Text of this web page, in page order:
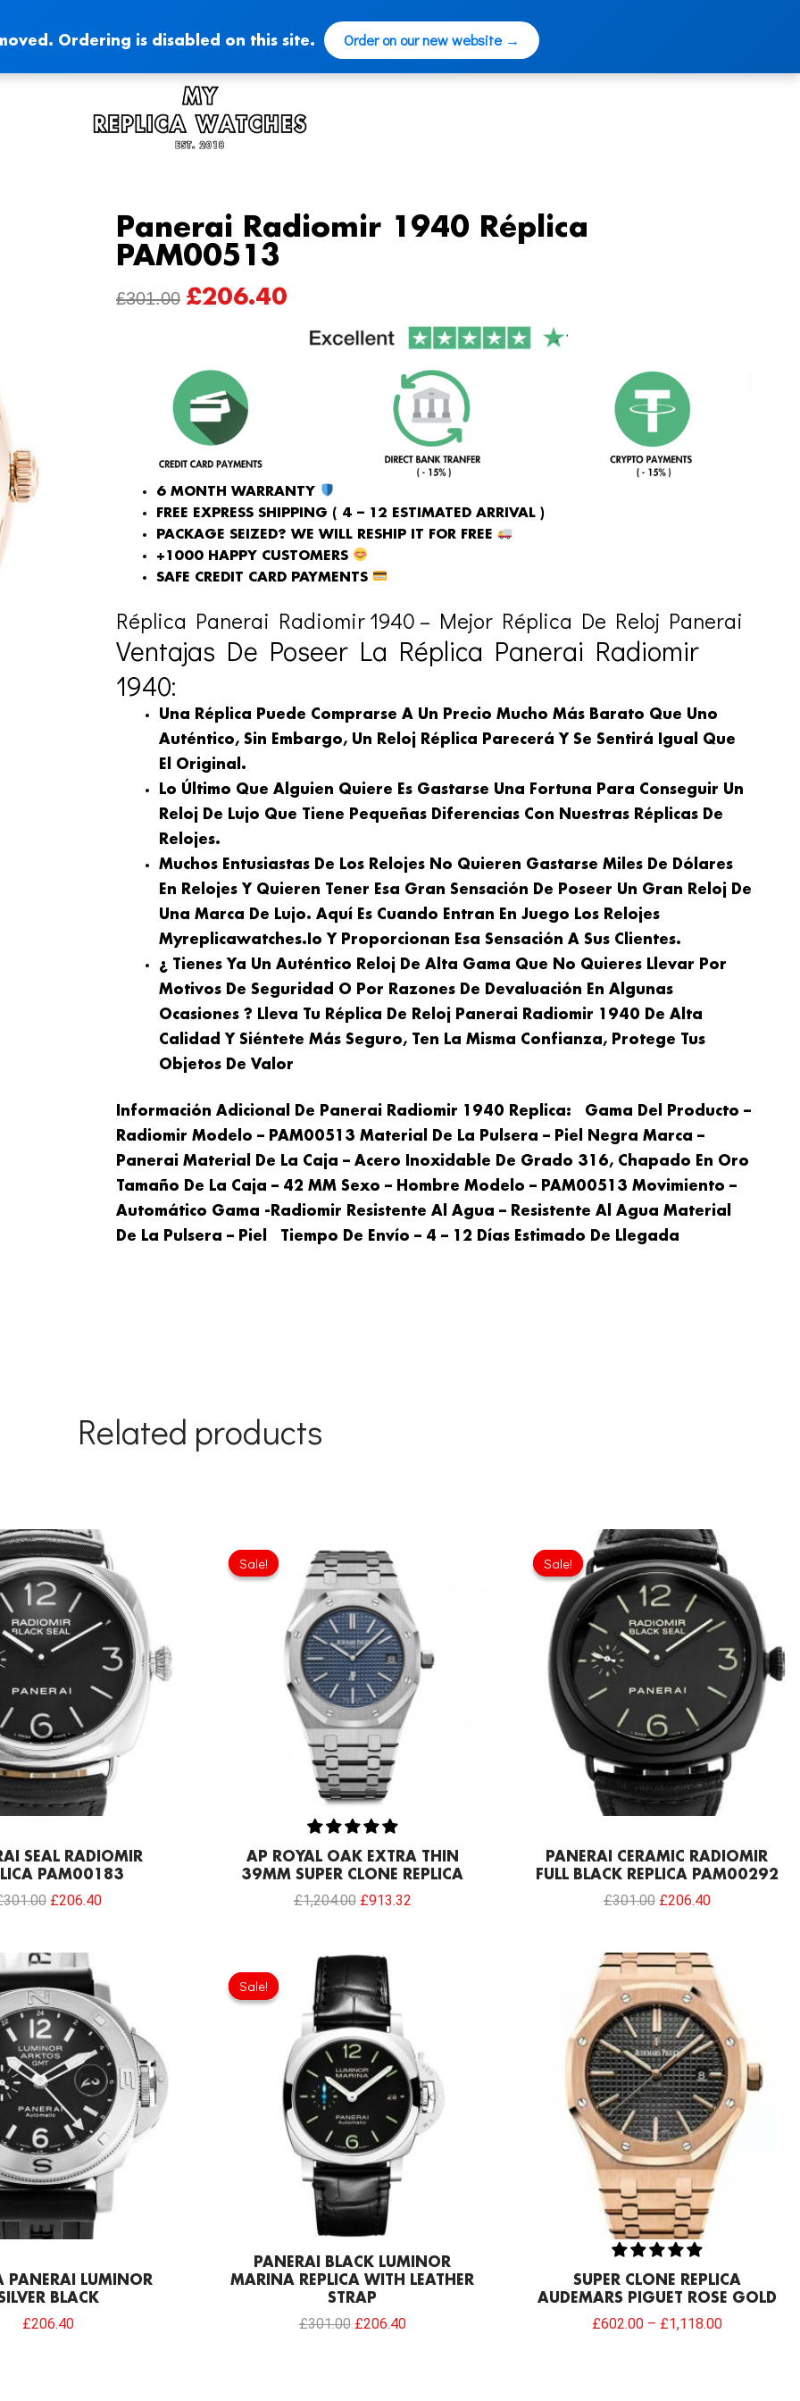
Ordering is disabled on this site. Order on our new website →
Panerai Radiomir 1940 Réplica
PAM00513
£301.00 ORIGINAL
£301.00.
£206.40CURRENT
6 MONTH WARRANTY
FREE EXPRESS SHIPPING ( 4 – 12 ESTIMATED ARRIVAL )
PACKAGE SEIZED? WE WILL RESHIP IT FOR FREE
+1000 HAPPY CUSTOMERS
SAFE CREDIT CARD PAYMENTS
Réplica Panerai Radiomir 1940 – Mejor Réplica De Reloj Panerai
Ventajas De Poseer La Réplica Panerai Radiomir
1940:
Una Réplica Puede Comprarse A Un Precio Mucho Más Barato Que Uno
Auténtico, Sin Embargo, Un Reloj Réplica Parecerá Y Se Sentirá Igual Que
El Original.
Lo Último Que Alguien Quiere Es Gastarse Una Fortuna Para Conseguir Un
Reloj De Lujo Que Tiene Pequeñas Diferencias Con Nuestras Réplicas De
Relojes.
Muchos Entusiastas De Los Relojes No Quieren Gastarse Miles De Dólares
En Relojes Y Quieren Tener Esa Gran Sensación De Poseer Un Gran Reloj De
Una Marca De Lujo. Aquí Es Cuando Entran En Juego Los Relojes
Myreplicawatches.io Y Proporcionan Esa Sensación A Sus Clientes.
¿ Tienes Ya Un Auténtico Reloj De Alta Gama Que No Quieres Llevar Por
Motivos De Seguridad O Por Razones De Devaluación En Algunas
Ocasiones ? Lleva Tu Réplica De Reloj Panerai Radiomir 1940 De Alta
Calidad Y Siéntete Más Seguro, Ten La Misma Confianza, Protege Tus
Objetos De Valor
Información Adicional De Panerai Radiomir 1940 Replica: Gama Del Producto –
Radiomir Modelo – PAM00513 Material De La Pulsera – Piel Negra Marca –
Panerai Material De La Caja – Acero Inoxidable De Grado 316, Chapado En Oro
Tamaño De La Caja – 42 MM Sexo – Hombre Modelo – PAM00513 Movimiento –
Automático Gama -Radiomir Resistente Al Agua – Resistente Al Agua Material
De La Pulsera – Piel Tiempo De Envío – 4 – 12 Días Estimado De Llegada
Related products
SEAL RADIOMIR
PAM00183
301.00
Original
price
was:
£301.00.
£206.40
Current
price
is:
£206.40.
Sale!
Sale!
AP ROYAL OAK EXTRA THIN
39MM SUPER CLONE REPLICA
£1,204.00
price
was:
£1,204.00.
£913.32
Sale!
Sale!
PANERAI CERAMIC RADIOMIR
FULL BLACK REPLICA PAM00292
£301.00
Original
price
was:
£301.00.
£206.40
Current
price
is:
£206.40.
PANERAI LUMINOR
BLACK
£206.40
Sale!
Sale!
PANERAI BLACK LUMINOR
MARINA REPLICA WITH LEATHER
STRAP
£301.00
Original
price
was:
£301.00.
£206.40
SUPER CLONE REPLICA
AUDEMARS PIGUET ROSE GOLD
£602.00– £1,118.00